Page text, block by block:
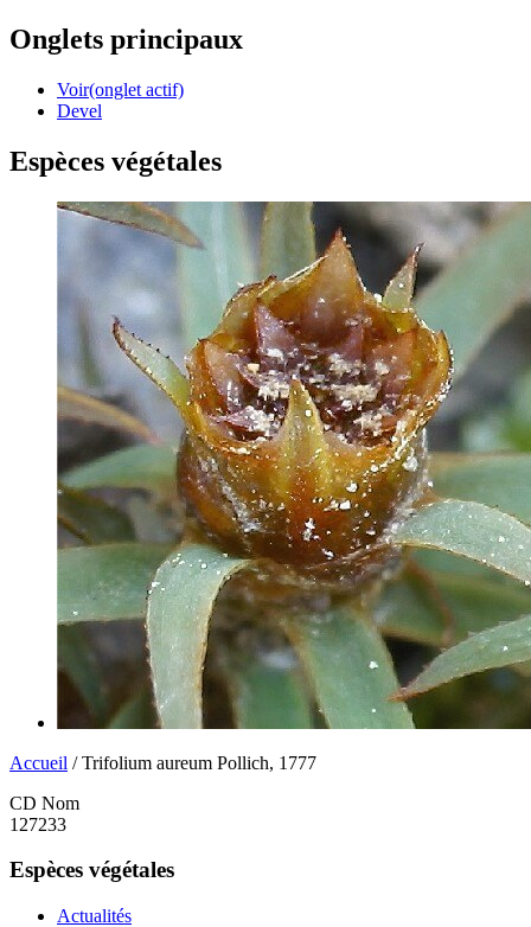
Onglets principaux
Voir(onglet actif)
Devel
Espèces végétales
Accueil / Trifolium aureum Pollich, 1777
CD Nom
127233
Espèces végétales
Actualités